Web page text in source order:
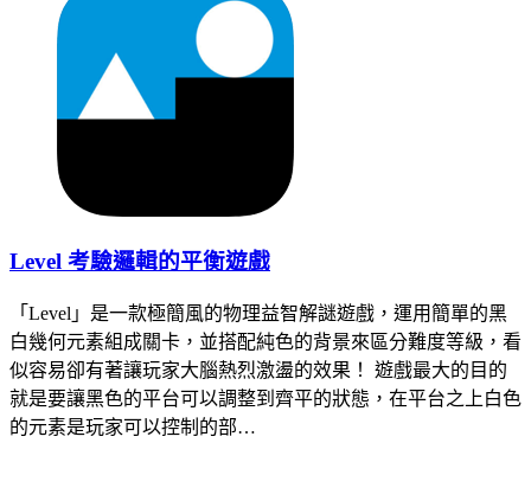
Level 考驗邏輯的平衡遊戲
「Level」是一款極簡風的物理益智解謎遊戲，運用簡單的黑
白幾何元素組成關卡，並搭配純色的背景來區分難度等級，看
似容易卻有著讓玩家大腦熱烈激盪的效果！ 遊戲最大的目的
就是要讓黑色的平台可以調整到齊平的狀態，在平台之上白色
的元素是玩家可以控制的部…